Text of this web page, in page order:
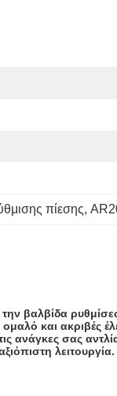
πίεσης,
βαλβίδα
και ακριβές
ανάγκες σας
λειτουργία.